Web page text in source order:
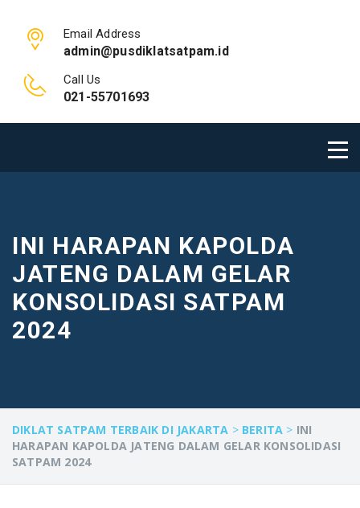
Email Address
admin@pusdiklatsatpam.id
Call Us
021-55701693
INI HARAPAN KAPOLDA
JATENG DALAM GELAR
KONSOLIDASI SATPAM
2024
DIKLAT SATPAM TERBAIK DI JAKARTA > BERITA > INI
HARAPAN KAPOLDA JATENG DALAM GELAR KONSOLIDASI
SATPAM 2024